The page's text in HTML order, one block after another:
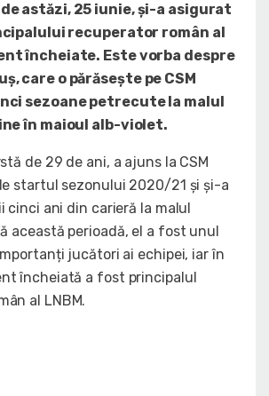
astăzi, 25 iunie, și-a asigurat
recuperator român al
încheiate. Este vorba despre
care o părăsește pe CSM
sezoane petrecute la malul
în maioul alb-violet.
de 29 de ani, a ajuns la CSM
startul sezonului 2020/21 și și-a
ani din carieră la malul
această perioadă, el a fost unul
jucători ai echipei, iar în
încheiată a fost principalul
al LNBM.